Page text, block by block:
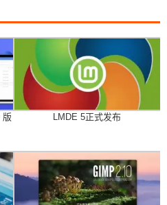
版
LMDE 5正式发布